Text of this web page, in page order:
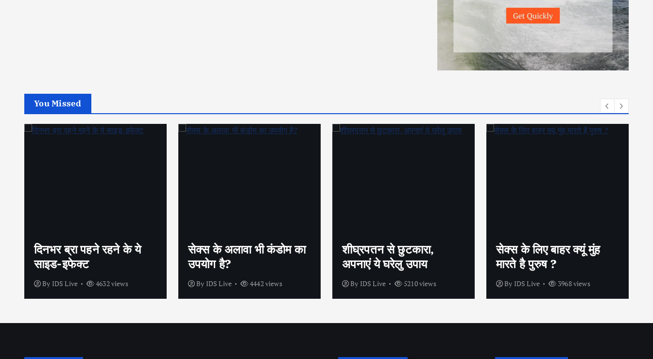
You Missed
सेक्स के अलावा भी कंडोम का
उपयोग है?
By IDS Live 4442 views
शीघ्रपतन से छुटकारा,
अपनाएं ये घरेलु उपाय
By IDS Live 5210 views
सेक्स के लिए बाहर क्यूं मुंह
मारते है पुरुष ?
By IDS Live 3968 views
कैसे बचें अनचाही प्रेग्नेंसी से
?
By IDS Live 4200 views